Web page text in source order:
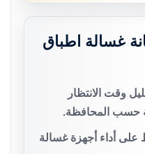
غسالة اطباق
وقت الانتظار
حسب المحافظة.
على أداء أجهزة غسالة